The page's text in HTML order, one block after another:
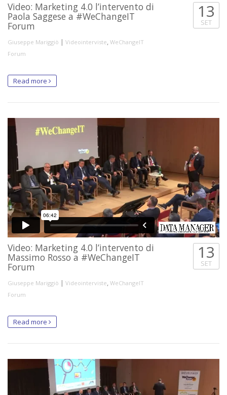
Video: Marketing 4.0 l’intervento di
Paola Saggese a #WeChangeIT
Forum
Giuseppe Mariggiò | Videointerviste, WeChangeIT
Forum
13
SET
Read more
Video: Marketing 4.0 l’intervento di
Massimo Rosso a #WeChangeIT
Forum
Giuseppe Mariggiò | Videointerviste WeChangeIT
Forum
13
SET
Read more